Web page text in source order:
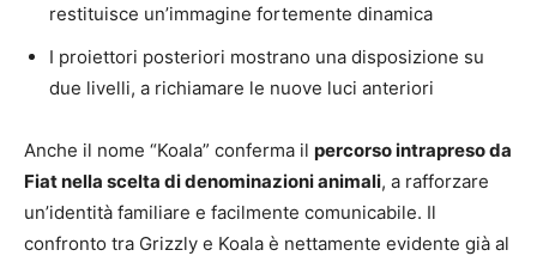
restituisce un’immagine fortemente dinamica
I proiettori posteriori mostrano una disposizione su
due livelli, a richiamare le nuove luci anteriori
Anche il nome “Koala” conferma il percorso intrapreso da
Fiat nella scelta di denominazioni animali, a rafforzare
un’identità familiare e facilmente comunicabile. Il
confronto tra Grizzly e Koala è nettamente evidente già al